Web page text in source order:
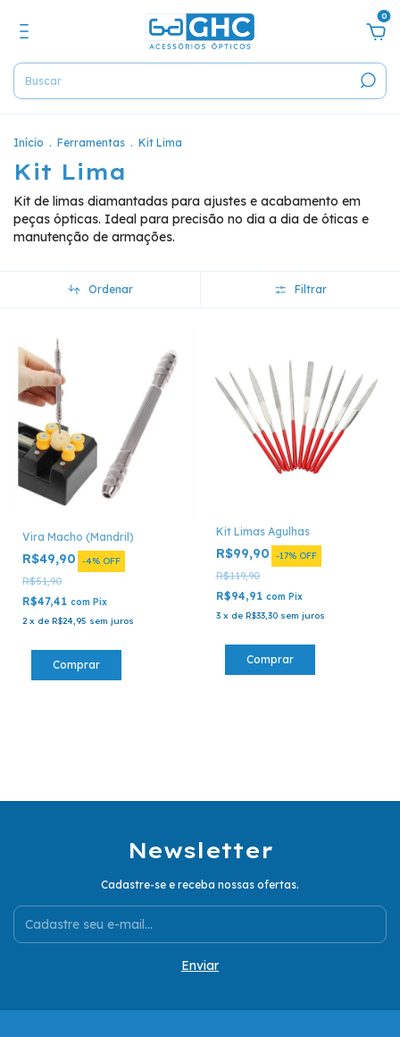
0
Início . Ferramentas . Kit Lima
Kit Lima
Kit de limas diamantadas para ajustes e acabamento em
peças ópticas. Ideal para precisão no dia a dia de óticas e
manutenção de armações.
Ordenar Filtrar
Vira Macho (Mandril)
R$49,90 -4% OFF
R$51,90
R$47,41 com Pix
2 x de R$24,95 sem juros
Kit Limas Agulhas
R$99,90 -17% OFF
R$119,90
R$94,91 com Pix
3 x de R$33,30 sem juros
Newsletter
Cadastre-se e receba nossas ofertas.